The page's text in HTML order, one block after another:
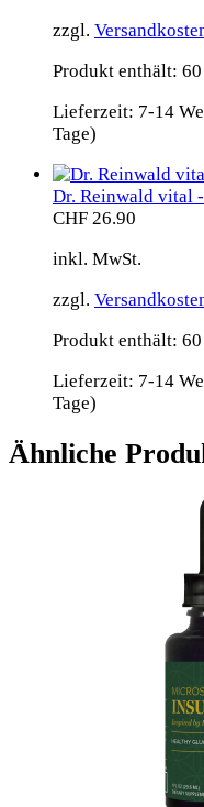
zzgl.
Produkt enthält: 60
Lieferzeit: 7-14
Tage)
Dr. Reinwald vital
CHF 26.90
inkl. MwSt.
zzgl.
Produkt enthält: 60
Lieferzeit: 7-14
Tage)
Ähnliche